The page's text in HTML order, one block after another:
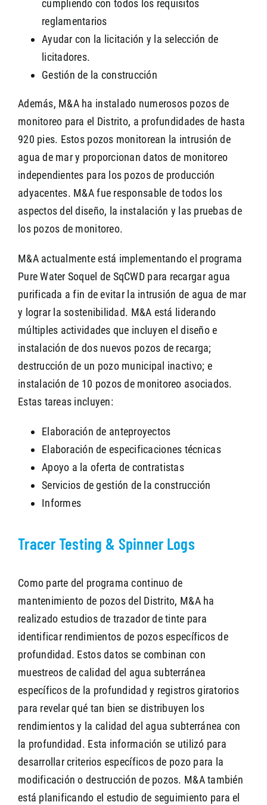
cumpliendo con todos los requisitos
reglamentarios
Ayudar con la licitación y la selección de
licitadores.
Gestión de la construcción
Además, M&A ha instalado numerosos pozos de
monitoreo para el Distrito, a profundidades de hasta
920 pies. Estos pozos monitorean la intrusión de
agua de mar y proporcionan datos de monitoreo
independientes para los pozos de producción
adyacentes. M&A fue responsable de todos los
aspectos del diseño, la instalación y las pruebas de
los pozos de monitoreo.
M&A actualmente está implementando el programa
Pure Water Soquel de SqCWD para recargar agua
purificada a fin de evitar la intrusión de agua de mar
y lograr la sostenibilidad. M&A está liderando
múltiples actividades que incluyen el diseño e
instalación de dos nuevos pozos de recarga;
destrucción de un pozo municipal inactivo; e
instalación de 10 pozos de monitoreo asociados.
Estas tareas incluyen:
Elaboración de anteproyectos
Elaboración de especificaciones técnicas
Apoyo a la oferta de contratistas
Servicios de gestión de la construcción
Informes
Tracer Testing & Spinner Logs
Como parte del programa continuo de
mantenimiento de pozos del Distrito, M&A ha
realizado estudios de trazador de tinte para
identificar rendimientos de pozos específicos de
profundidad. Estos datos se combinan con
muestreos de calidad del agua subterránea
específicos de la profundidad y registros giratorios
para revelar qué tan bien se distribuyen los
rendimientos y la calidad del agua subterránea con
la profundidad. Esta información se utilizó para
desarrollar criterios específicos de pozo para la
modificación o destrucción de pozos. M&A también
está planificando el estudio de seguimiento para el